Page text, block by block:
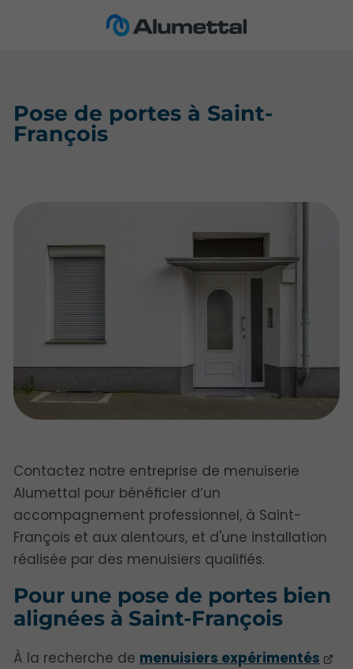
Pose de portes à Saint-
François
Contactez notre entreprise de menuiserie
Alumettal pour bénéficier d’un
accompagnement professionnel, à Saint-
François et aux alentours, et d'une installation
réalisée par des menuisiers qualifiés.
Pour une pose de portes bien
alignées à Saint-François
À la recherche de menuisiers expérimentés